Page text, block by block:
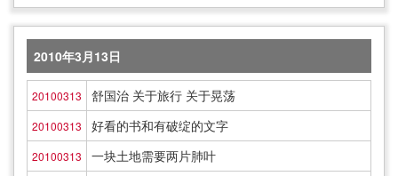
2010年3月13日
20100313 舒国治 关于旅行 关于晃荡
20100313 好看的书和有破绽的文字
20100313 一块土地需要两片肺叶